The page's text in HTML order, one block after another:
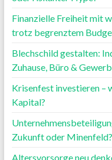
Finanzielle Freiheit mit
trotz begrenztem
Blechschild gestalten:
Zuhause, Büro &
Krisenfest investieren –
Kapital?
Zukunft oder Minenfeld?
Altersvorsorge neu